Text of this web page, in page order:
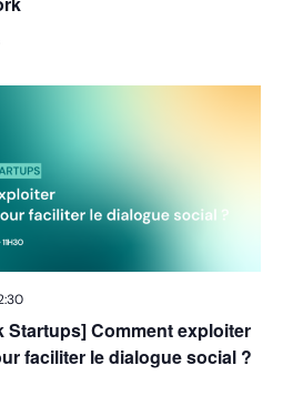
Startups] Comment exploiter
faciliter le dialogue social ?